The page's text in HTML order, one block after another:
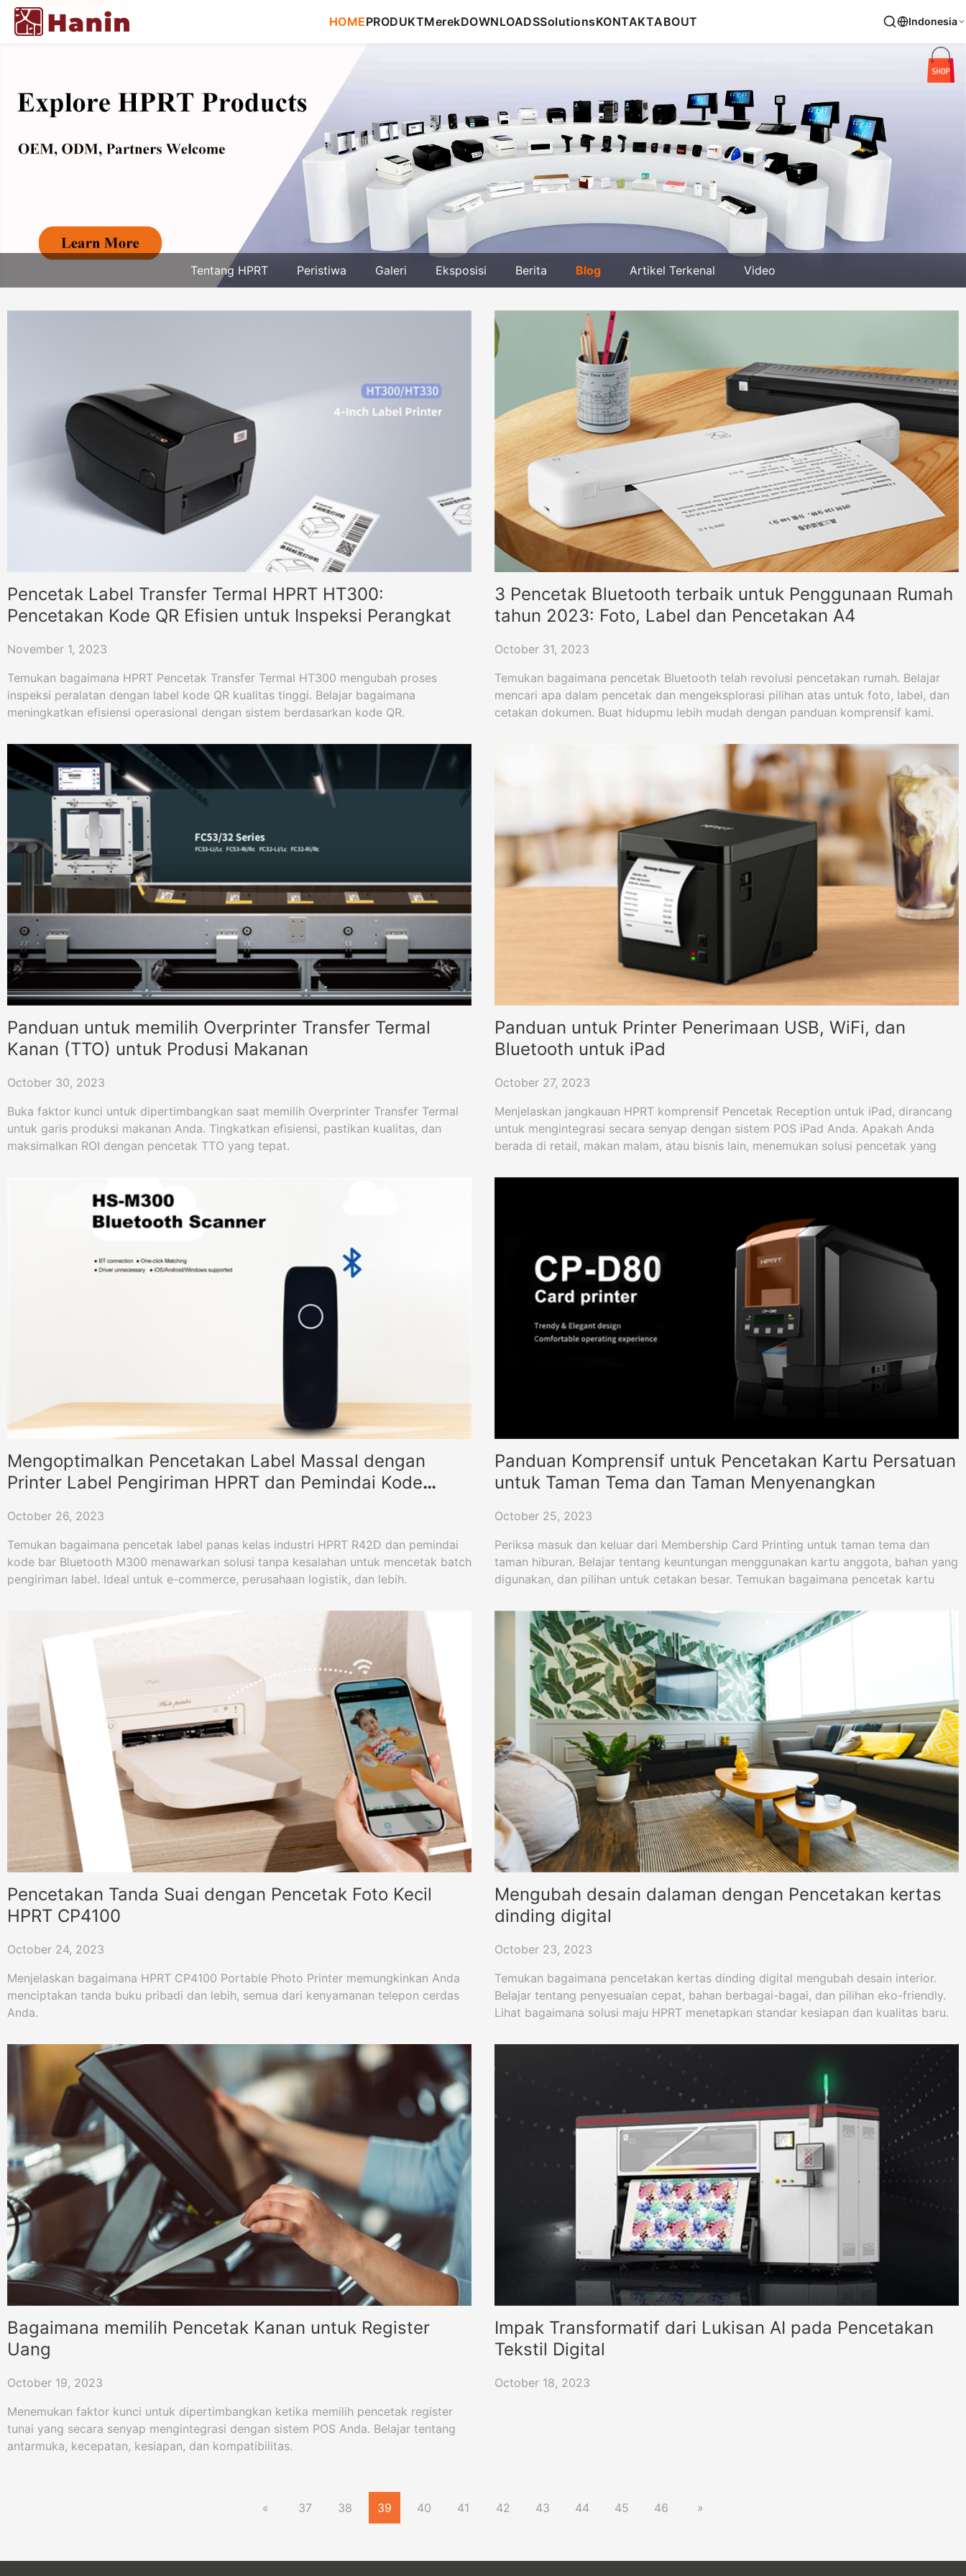
HOMEPRODUKTMerekDOWNLOADSSolutionsKONTAKTABOUT Indonesia
Tentang HPRT Peristiwa Galeri Eksposisi Berita Blog Artikel Terkenal Video
Pencetak Label Transfer Termal HPRT HT300:
Pencetakan Kode QR Efisien untuk Inspeksi Perangkat
November 1, 2023
Temukan bagaimana HPRT Pencetak Transfer Termal HT300 mengubah proses
inspeksi peralatan dengan label kode QR kualitas tinggi. Belajar bagaimana
meningkatkan efisiensi operasional dengan sistem berdasarkan kode QR.
3 Pencetak Bluetooth terbaik untuk Penggunaan Rumah
tahun 2023: Foto, Label dan Pencetakan A4
October 31, 2023
Temukan bagaimana pencetak Bluetooth telah revolusi pencetakan rumah. Belajar
mencari apa dalam pencetak dan mengeksplorasi pilihan atas untuk foto, label, dan
cetakan dokumen. Buat hidupmu lebih mudah dengan panduan komprensif kami.
Panduan untuk memilih Overprinter Transfer Termal
Kanan (TTO) untuk Produsi Makanan
October 30, 2023
Buka faktor kunci untuk dipertimbangkan saat memilih Overprinter Transfer Termal
untuk garis produksi makanan Anda. Tingkatkan efisiensi, pastikan kualitas, dan
maksimalkan ROI dengan pencetak TTO yang tepat.
Panduan untuk Printer Penerimaan USB, WiFi, dan
Bluetooth untuk iPad
October 27, 2023
Menjelaskan jangkauan HPRT komprensif Pencetak Reception untuk iPad, dirancang
untuk mengintegrasi secara senyap dengan sistem POS iPad Anda. Apakah Anda
berada di retail, makan malam, atau bisnis lain, menemukan solusi pencetak yang
Mengoptimalkan Pencetakan Label Massal dengan
Printer Label Pengiriman HPRT dan Pemindai Kode
October 26, 2023
Temukan bagaimana pencetak label panas kelas industri HPRT R42D dan pemindai
kode bar Bluetooth M300 menawarkan solusi tanpa kesalahan untuk mencetak batch
pengiriman label. Ideal untuk e-commerce, perusahaan logistik, dan lebih.
Panduan Komprensif untuk Pencetakan Kartu Persatuan
untuk Taman Tema dan Taman Menyenangkan
October 25, 2023
Periksa masuk dan keluar dari Membership Card Printing untuk taman tema dan
taman hiburan. Belajar tentang keuntungan menggunakan kartu anggota, bahan yang
digunakan, dan pilihan untuk cetakan besar. Temukan bagaimana pencetak kartu
Pencetakan Tanda Suai dengan Pencetak Foto Kecil
HPRT CP4100
October 24, 2023
Menjelaskan bagaimana HPRT CP4100 Portable Photo Printer memungkinkan Anda
menciptakan tanda buku pribadi dan lebih, semua dari kenyamanan telepon cerdas
Anda.
Mengubah desain dalaman dengan Pencetakan kertas
dinding digital
October 23, 2023
Temukan bagaimana pencetakan kertas dinding digital mengubah desain interior.
Belajar tentang penyesuaian cepat, bahan berbagai-bagai, dan pilihan eko-friendly.
Lihat bagaimana solusi maju HPRT menetapkan standar kesiapan dan kualitas baru.
Bagaimana memilih Pencetak Kanan untuk Register
Uang
October 19, 2023
Menemukan faktor kunci untuk dipertimbangkan ketika memilih pencetak register
tunai yang secara senyap mengintegrasi dengan sistem POS Anda. Belajar tentang
antarmuka, kecepatan, kesiapan, dan kompatibilitas.
Impak Transformatif dari Lukisan AI pada Pencetakan
Tekstil Digital
October 18, 2023
« 37 38 39 40 41 42 43 44 45 46 »